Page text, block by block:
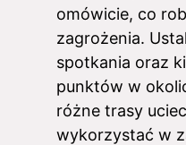
omówicie, co
zagrożenia.
spotkania oraz
punktów w
różne trasy
wykorzystać w